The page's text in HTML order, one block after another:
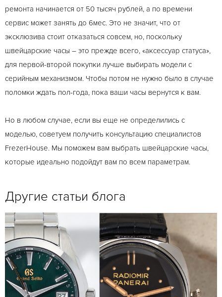
ремонта начинается от 50 тысяч рублей, а по времени
сервис может занять до 6мес. Это не значит, что от
эксклюзива стоит отказаться совсем, но, поскольку
швейцарские часы – это прежде всего, «аксессуар статуса»,
для первой-второй покупки лучше выбирать модели с
серийным механизмом. Чтобы потом не нужно было в случае
поломки ждать пол-года, пока ваши часы вернутся к вам.
Но в любом случае, если вы еще не определились с
моделью, советуем получить консультацию специалистов
FrezerHouse. Мы поможем вам выбрать швейцарские часы,
которые идеально подойдут вам по всем параметрам.
Другие статьи блога